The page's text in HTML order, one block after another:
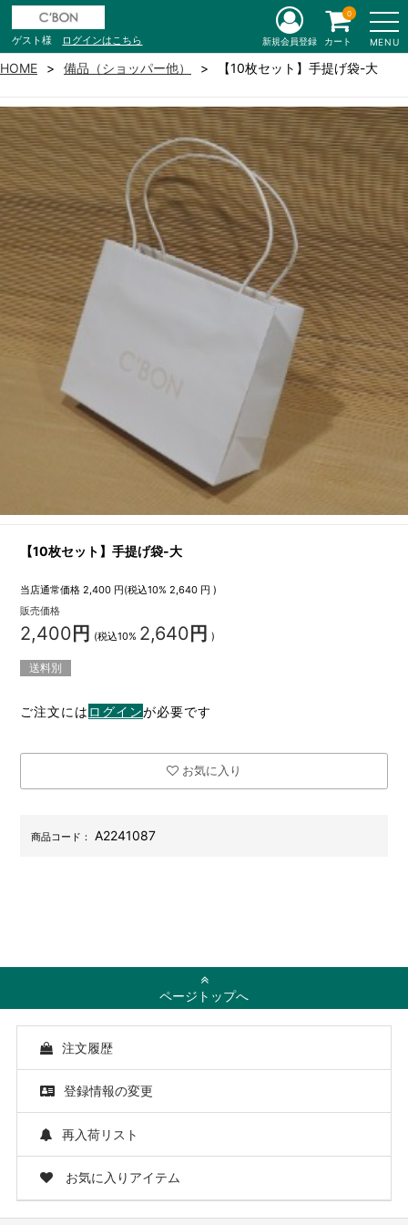
ゲスト様 ログインはこちら MENU
新規会員登録 カート
0
HOME 備品（ショッパー他） 【10枚セット】手提げ袋-大
【10枚セット】手提げ袋-大
当店通常価格 2,400 円(税込10%2,640 円 )
販売価格
2,400 円 (税込10% 2,640 円 )
送料別
ご注文には ログインが必要です
お気に入り
商品コード： A2241087
ページトップへ
注文履歴
登録情報の変更
再入荷リスト
お気に入りアイテム